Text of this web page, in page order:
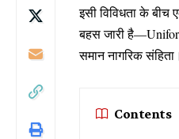
इसी विविधता के बीच
बहस जारी
समान नागरिक संहिता।
Contents